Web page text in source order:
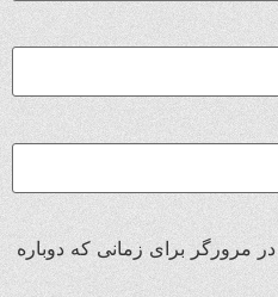
مرورگر برای زمانی که دوباره